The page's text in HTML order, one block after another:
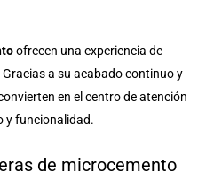
ofrecen una experiencia de
a su acabado continuo y
en el centro de atención
y funcionalidad.
de microcemento